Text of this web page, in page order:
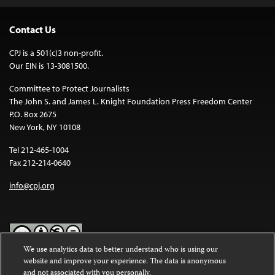
Contact Us
CPJ is a 501(c)3 non-profit.
Our EIN is 13-3081500.
Committee to Protect Journalists
The John S. and James L. Knight Foundation Press Freedom Center
P.O. Box 2675
New York, NY 10108
Tel 212-465-1004
Fax 212-214-0640
info@cpj.org
Except where noted, text on this website is licensed under a
We use analytics data to better understand who is using our
website and improve your experience. The data is anonymous